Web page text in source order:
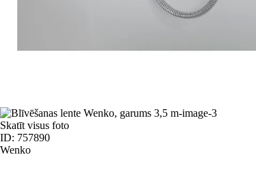
Skatīt visus foto
ID: 757890
Wenko